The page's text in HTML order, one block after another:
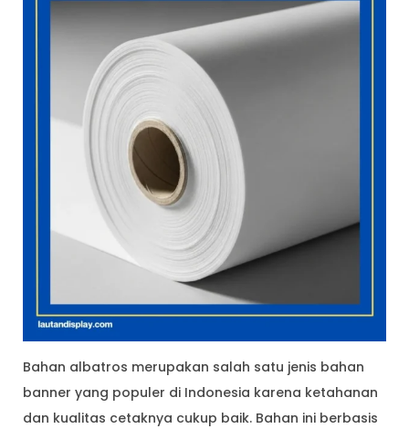
Bahan albatros merupakan salah satu jenis bahan
banner yang populer di Indonesia karena ketahanan
dan kualitas cetaknya cukup baik. Bahan ini berbasis